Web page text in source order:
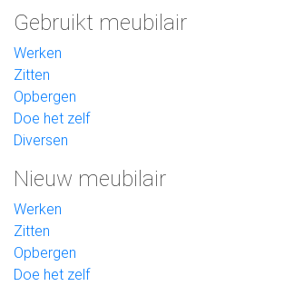
Gebruikt meubilair
Werken
Zitten
Opbergen
Doe het zelf
Diversen
Nieuw meubilair
Werken
Zitten
Opbergen
Doe het zelf